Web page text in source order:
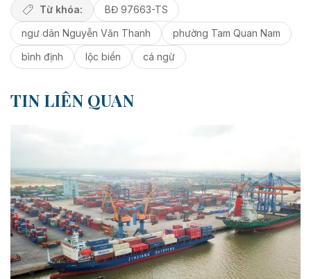
Từ khóa:
BĐ 97663-TS
ngư dân Nguyễn Văn Thanh
phường Tam Quan Nam
bình định
lộc biển cá ngừ
TIN LIÊN QUAN